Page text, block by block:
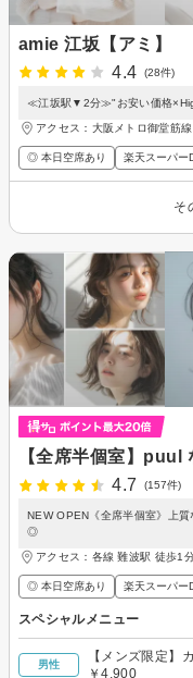
amie 江坂【アミ】
4.4
(28件)
≪江坂駅▼2分≫"お安い価格
アクセス：大阪メトロ御堂筋
◎ 本日空席あり 楽天スーパー
そ
【全席半個室】
4.7
(157件)
NEW OPEN《全席半個室》上
◎
アクセス：各線 難波駅 徒歩1
◎ 本日空席あり 楽天スーパー
スペシャルメニュー
男性
【メンズ限定】
￥4,900